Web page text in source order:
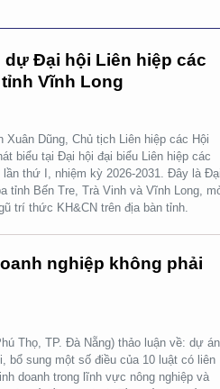
dự Đại hội Liên hiệp các
Vĩnh Long
Dũng, Chủ tịch Liên hiệp các Hội
biểu tại Đại hội đại biểu Liên hiệp các
thứ I, nhiệm kỳ 2026-2031. Đây là
tỉnh Bến Tre, Trà Vinh và Vĩnh Long,
trí thức KH&CN trên địa bàn tỉnh.
nghiệp không phải
Thọ, TP. Đà Nẵng) thảo luận về: dự án
bổ sung một số điều của 10 luật có liên
doanh trong lĩnh vực nông nghiệp và